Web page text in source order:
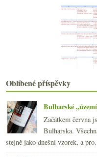
Pinot Noir z Čech a
Chardonnay VUT Brno
Velikonoční kopřivová
Korek vs. šroubový
Rulandské bílé
Chuť na skleničku
Most na Mosele,
Frankovka, Pinot i
Výsledky ankety
Ochutnávka českých vín
Autentický úprk
►března
února
ledna
Oblíbené příspěvky
Bulharské
Začátkem června
Bulharska.
stejně jako dnešní vzorek, a